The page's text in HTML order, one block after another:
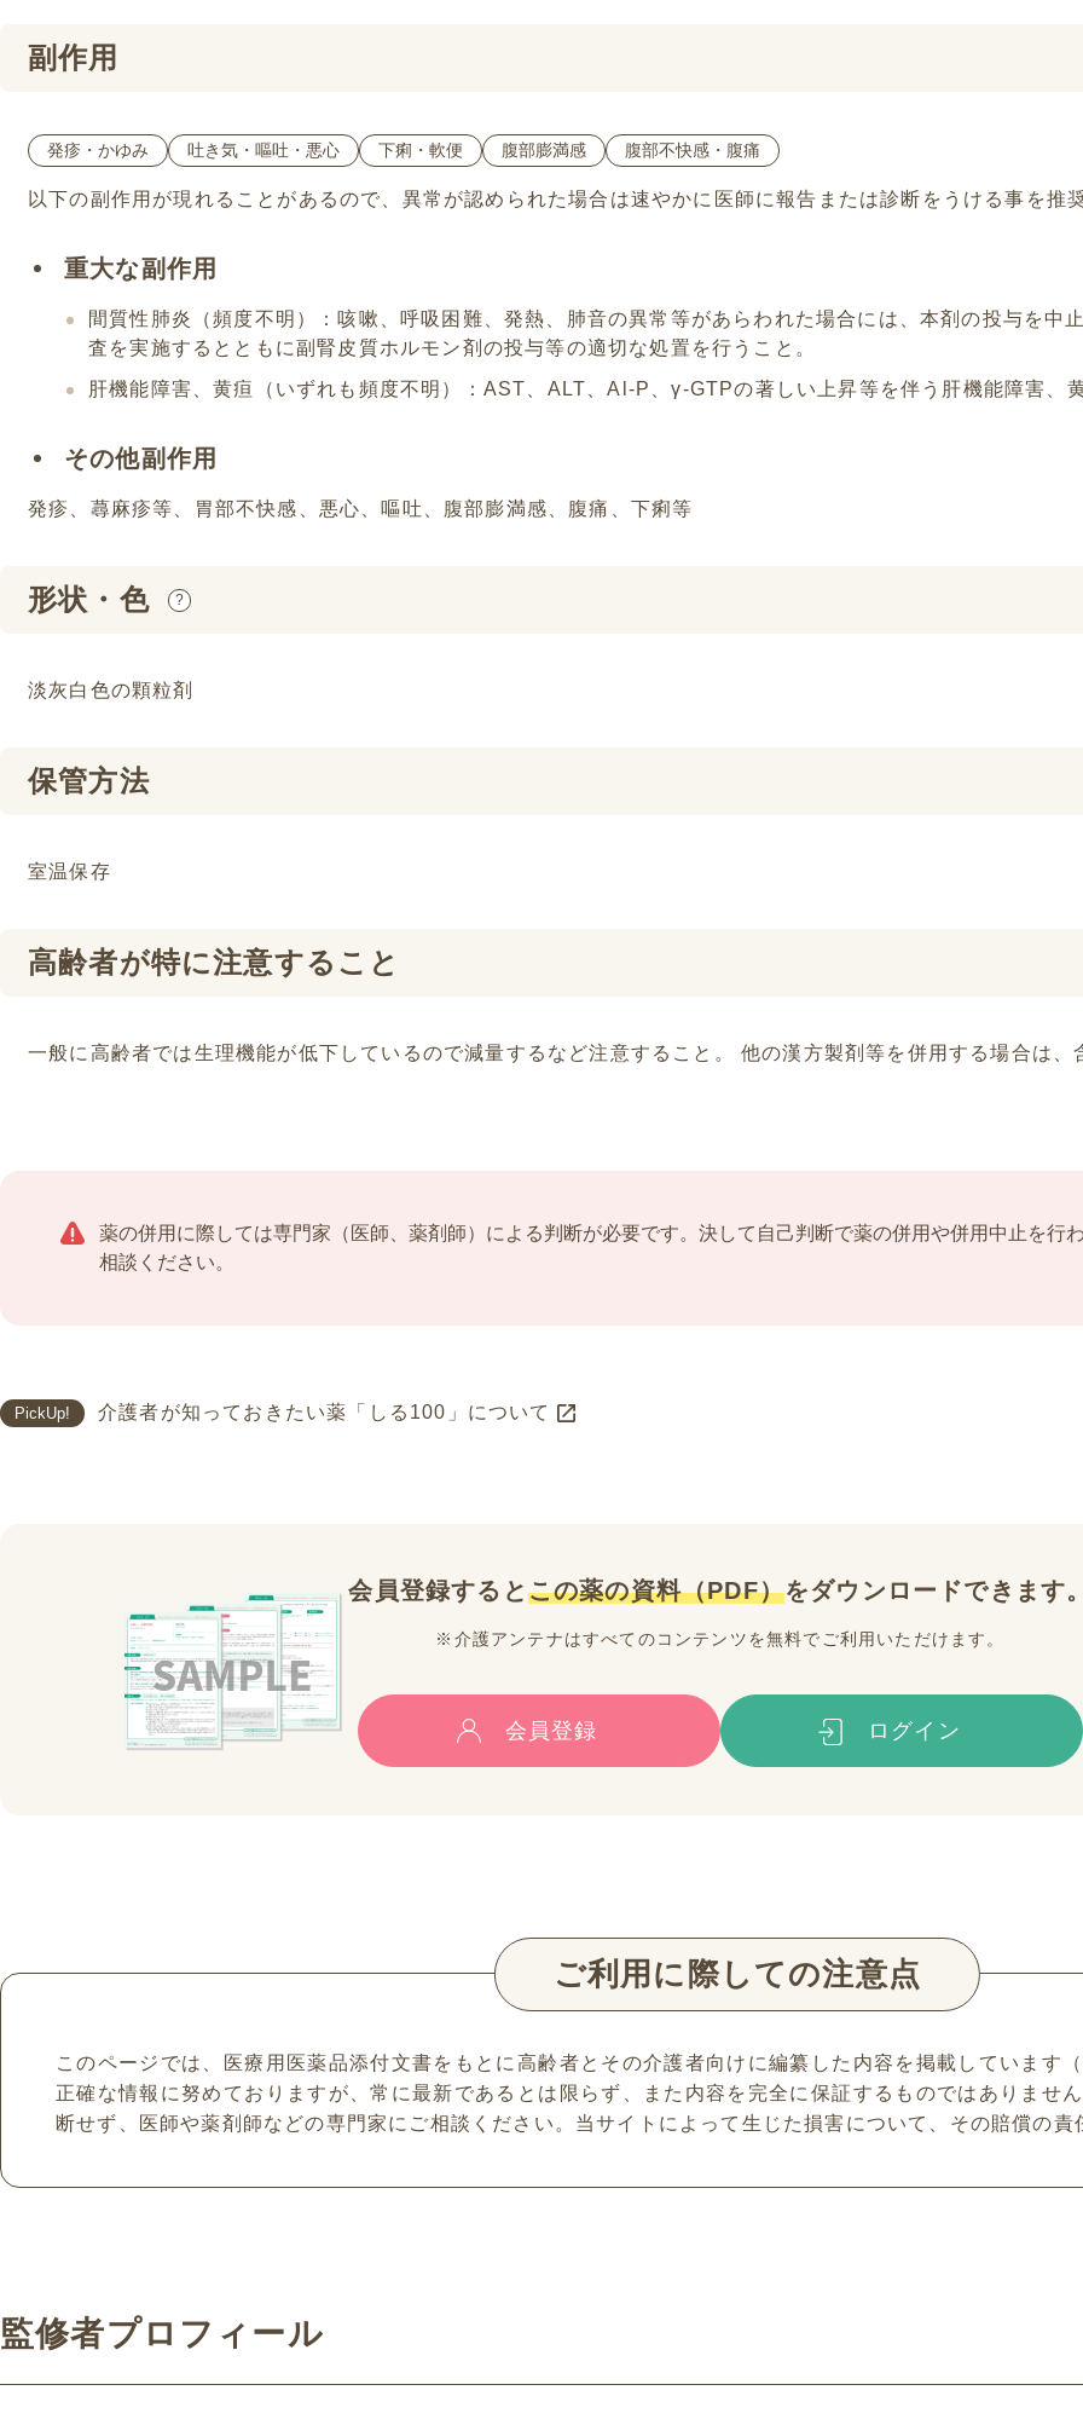
副作用
発疹・かゆみ 吐き気・嘔吐・悪心 下痢・軟便 腹部膨満感 腹部不快感・腹痛
以下の副作用が現れることがあるので、異常が認められた場合は速やかに医師に報告または診断をうける事を推
重大な副作用
間質性肺炎（頻度不明）：咳嗽、呼吸困難、発熱、肺音の異常等があらわれた場合には、本剤の投与を中
査を実施するとともに副腎皮質ホルモン剤の投与等の適切な処置を行うこと。
肝機能障害、黄疸（いずれも頻度不明）：AST、ALT、Al-P、γ-GTPの著しい上昇等を伴う肝機能障害、
その他副作用
発疹、蕁麻疹等、胃部不快感、悪心、嘔吐、腹部膨満感、腹痛、下痢等
形状・色 ?
淡灰白色の顆粒剤
保管方法
室温保存
高齢者が特に注意すること
一般に高齢者では生理機能が低下しているので減量するなど注意すること。 他の漢方製剤等を併用する場合は
薬の併用に際しては専門家（医師、薬剤師）による判断が必要です。決して自己判断で薬の併用や併用中止を行
相談ください。
PickUp! 介護者が知っておきたい薬「しる100」について
会員登録するとこの薬の資料（PDF）をダウンロードできます
※介護アンテナはすべてのコンテンツを無料でご利用いただけます。
会員登録 ログイン
ご利用に際しての注意点
このページでは、医療用医薬品添付文書をもとに高齢者とその介護者向けに編纂した内容を掲載しています
正確な情報に努めておりますが、常に最新であるとは限らず、また内容を完全に保証するものではありませ
断せず、医師や薬剤師などの専門家にご相談ください。当サイトによって生じた損害について、その賠償の
監修者プロフィール